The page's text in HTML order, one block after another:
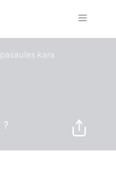
kara
?